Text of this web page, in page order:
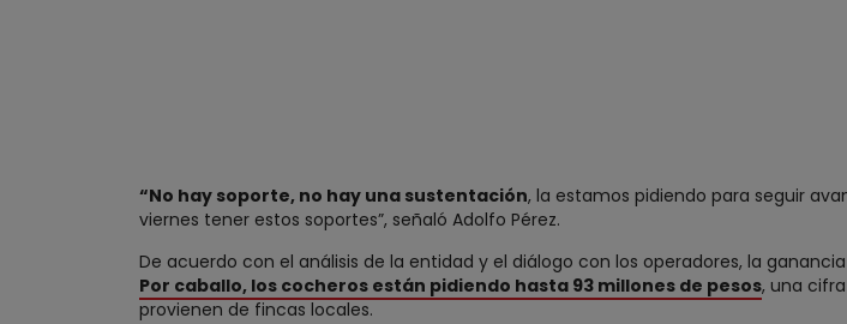
“No hay soporte, no hay una sustentación, la estamos pidiendo para seguir
viernes tener estos soportes”, señaló Adolfo Pérez.
De acuerdo con el análisis de la entidad y el diálogo con los operadores, la
Por caballo, los cocheros están pidiendo hasta 93 millones de pesos, una
provienen de fincas locales.